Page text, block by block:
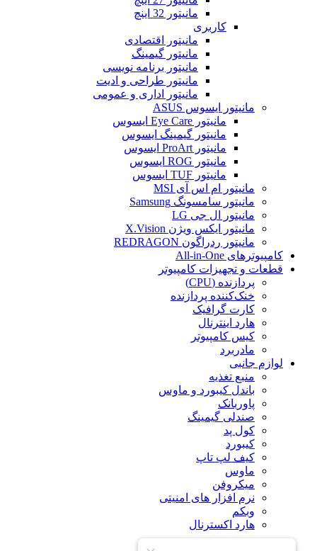
مانیتور 32 اینچ
کاربری
مانیتور اقتصادی
مانیتور گیمینگ
مانیتور برنامه نویسی
مانیتور طراحی و ادیت
مانیتور اداری و عمومی
مانیتور ایسوس ASUS
مانیتور Eye Care ایسوس
مانیتور گیمینگ ایسوس
مانیتور ProArt ایسوس
مانیتور ROG ایسوس
مانیتور TUF ایسوس
مانیتور ام اس آی MSI
مانیتور سامسونگ Samsung
مانیتور ال جی LG
مانیتور ایکس ویژن X.Vision
مانیتور ردراگون REDRAGON
کامپیوترهای All-in-One
قطعات و تجهیزات کامپیوتر
پردازنده (CPU)
خنک‌کننده پردازنده
کارت گرافیک
هارد اینترنال
کیس کامپیوتر
مادربرد
لوازم جانبی
منبع تغذیه
باندل کیبورد و ماوس
پاوربانک
صندلی گیمینگ
کول پد
کیبورد
کیف لپ تاپ
ماوس
میکروفن
نرم افزار های امنیتی
وبکم
هارد اکسترنال